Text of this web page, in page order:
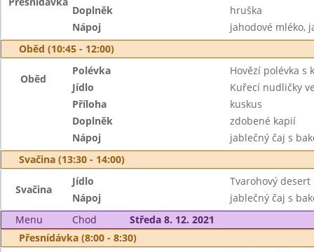
Doplněk
hruška
Nápoj
jahodové mléko,
Oběd (10:45 - 12:00)
Oběd
Polévka
Hovězí polévka s
Jídlo
Kuřecí nudličky
Příloha
kuskus
Doplněk
zdobené kapií
Nápoj
jablečný čaj s
Svačina (13:30 - 14:00)
Svačina
Jídlo
Tvarohový
Nápoj
jablečný čaj s
Menu
Chod
Středa 8. 12. 2021
Přesnídávka (8:00 - 8:30)